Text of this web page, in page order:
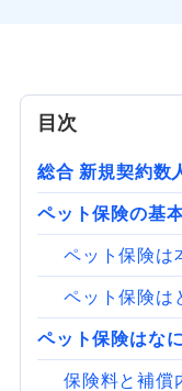
目次
総合 新規契約数
ペット保険の基
ペット保険は
ペット保険は
ペット保険はな
保険料と補償